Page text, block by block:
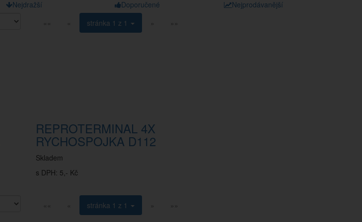
Nejdražší Doporučené
Nejprodávanější
««
« stránka 1 z 1 » »»
REPROTERMINAL 4X
RYCHOSPOJKA D112
Skladem
s DPH: 5,- Kč
«« « stránka 1 z 1 » »»